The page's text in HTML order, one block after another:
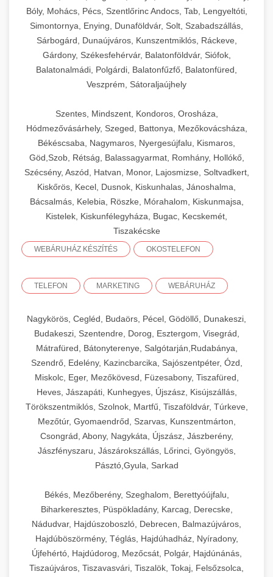
Bóly, Mohács, Pécs, Szentlőrinc Andocs, Tab, Lengyeltóti,
Simontornya, Enying, Dunaföldvár, Solt, Szabadszállás,
Sárbogárd, Dunaújváros, Kunszentmiklós, Ráckeve,
Gárdony, Székesfehérvár, Balatonföldvár, Siófok,
Balatonalmádi, Polgárdi, Balatonfűzfő, Balatonfüred,
Veszprém, Sátoraljaújhely
Szentes, Mindszent, Kondoros, Orosháza,
Hódmezővásárhely, Szeged, Battonya, Mezőkovácsháza,
Békéscsaba, Nagymaros, Nyergesújfalu, Kismaros,
Göd,Szob, Rétság, Balassagyarmat, Romhány, Hollókő,
Szécsény, Aszód, Hatvan, Monor, Lajosmizse, Soltvadkert,
Kiskőrös, Kecel, Dusnok, Kiskunhalas, Jánoshalma,
Bácsalmás, Kelebia, Röszke, Mórahalom, Kiskunmajsa,
Kistelek, Kiskunfélegyháza, Bugac, Kecskemét,
Tiszakécske
WEBÁRUHÁZ KÉSZÍTÉS OKOSTELEFON
TELEFON MARKETING WEBÁRUHÁZ
Nagykörös, Cegléd, Budaörs, Pécel, Gödöllő, Dunakeszi,
Budakeszi, Szentendre, Dorog, Esztergom, Visegrád,
Mátrafüred, Bátonyterenye, Salgótarján,Rudabánya,
Szendrő, Edelény, Kazincbarcika, Sajószentpéter, Ózd,
Miskolc, Eger, Mezőkövesd, Füzesabony, Tiszafüred,
Heves, Jászapáti, Kunhegyes, Újszász, Kisújszállás,
Törökszentmiklós, Szolnok, Martfű, Tiszaföldvár, Túrkeve,
Mezőtúr, Gyomaendrőd, Szarvas, Kunszentmárton,
Csongrád, Abony, Nagykáta, Újszász, Jászberény,
Jászfényszaru, Jászárokszállás, Lőrinci, Gyöngyös,
Pásztó,Gyula, Sarkad
Békés, Mezőberény, Szeghalom, Berettyóújfalu,
Biharkeresztes, Püspökladány, Karcag, Derecske,
Nádudvar, Hajdúszoboszló, Debrecen, Balmazújváros,
Hajdúböszörmény, Téglás, Hajdúhadház, Nyíradony,
Újfehértó, Hajdúdorog, Mezőcsát, Polgár, Hajdúnánás,
Tiszaújváros, Tiszavasvári, Tiszalök, Tokaj, Felsőzsolca,